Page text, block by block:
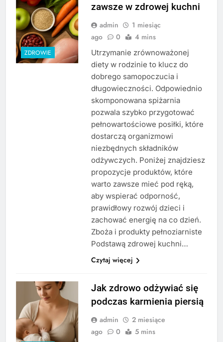
ZDROWIE
zawsze w zdrowej kuchni
admin
1 miesiąc
ago
0 4 mins
Utrzymanie zrównoważonej
diety w rodzinie to klucz do
dobrego samopoczucia i
długowieczności. Odpowiednio
skomponowana spiżarnia
pozwala szybko przygotować
pełnowartościowe posiłki, które
dostarczą organizmowi
niezbędnych składników
odżywczych. Poniżej znajdziesz
propozycje produktów, które
warto zawsze mieć pod ręką,
aby wspierać odporność,
prawidłowy rozwój dzieci i
zachować energię na co dzień.
Zboża i produkty pełnoziarniste
Podstawą zdrowej kuchni…
Czytaj więcej
Jak zdrowo odżywiać się
podczas karmienia piersią
admin
2 miesiące
ago
0 5 mins